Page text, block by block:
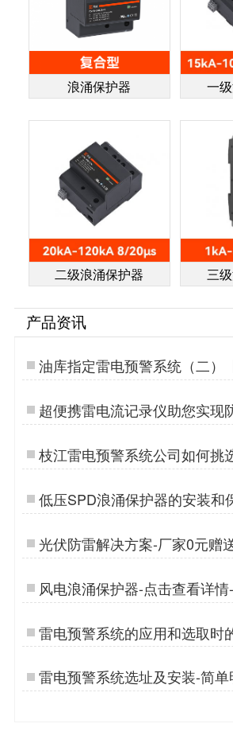
浪涌保护器 一
二级浪涌保护器 三
产品资讯
油库指定雷电预警系统（二）
防雷】…
超便携雷电流记录仪助您实现
本增效！-易造防雷…
枝江雷电预警系统公司如何挑
知道戳这里！【易造防雷】…
低压SPD浪涌保护器的安装和
你可能还不知道【杭州易造
光伏防雷解决方案-厂家0元赠
州易造】…
风电浪涌保护器-点击查看详情
防雷…
雷电预警系统的应用和选取时
事项-点击查看-易造防雷…
雷电预警系统选址及安装-简单
即看即懂！【易造防雷】…